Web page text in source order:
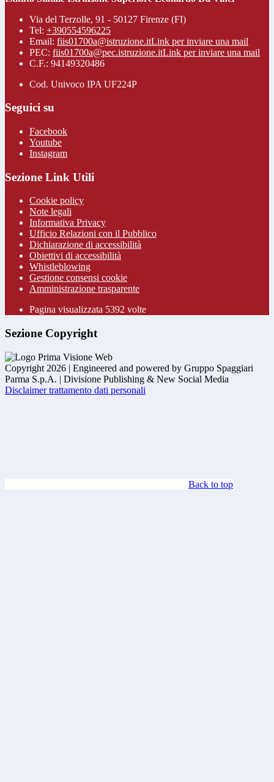
Via del Terzolle, 91 - 50127 Firenze (FI)
Tel: +390554596225
Email: fiis01700a@istruzione.itLink per inviare una mail
PEC: fiis01700a@pec.istruzione.itLink per inviare una mail
C.F.: 94149320486
Cod. Univoco IPA UF224P
Seguici su
Facebook
Youtube
Instagram
Sezione Link Utili
Cookie policy
Note legali
Informativa Privacy
Ufficio Relazioni con il Pubblico
Dichiarazione di accessibilità
Obiettivi di accessibilità
Whistleblowing
Gestione consensi cookie
Amministrazione trasparente
Pagina visualizzata 5392 volte
Sezione Copyright
Copyright 2026 | Engineered and powered by Gruppo Spaggiari
Parma S.p.A. | Divisione Publishing & New Social Media
Disclaimer trattamento dati personali
Back to top